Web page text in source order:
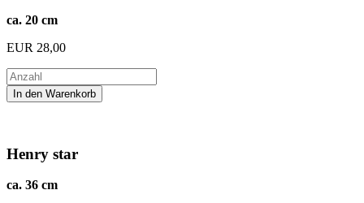
ca. 20 cm
EUR 28,00
Henry star
ca. 36 cm